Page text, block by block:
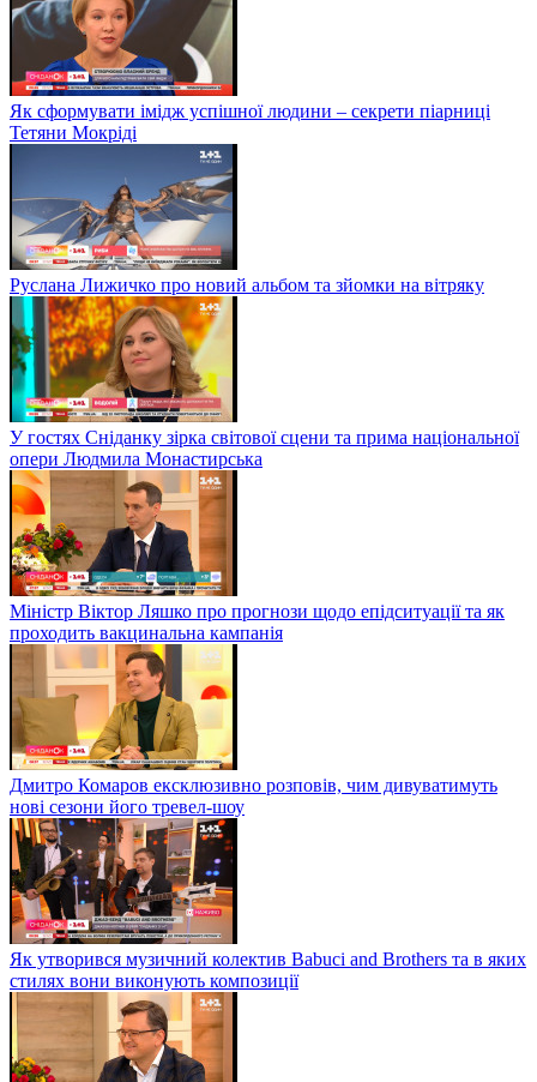
Як сформувати імідж успішної людини – секрети піарниці
Тетяни Мокріді
Руслана Лижичко про новий альбом та зйомки на вітряку
У гостях Сніданку зірка світової сцени та прима національної
опери Людмила Монастирська
Міністр Віктор Ляшко про прогнози щодо епідситуації та як
проходить вакцинальна кампанія
Дмитро Комаров ексклюзивно розповів, чим дивуватимуть
нові сезони його тревел-шоу
Як утворився музичний колектив Babuci and Brothers та в яких
стилях вони виконують композиції